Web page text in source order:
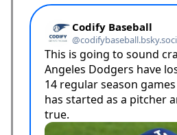
戦で『韓国に奪われた』と欧州
報道！」
韓国人「韓国人が日本のラー
ることがこちら…」→「えっ？
韓国の反応
海外「プレミアのレベルか？
獲得に動き出して海外大騒ぎ